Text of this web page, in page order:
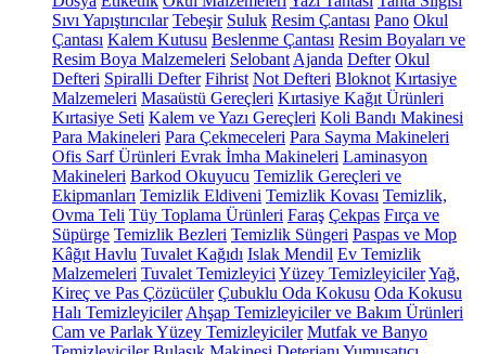
Sıvı Yapıştırıcılar Tebeşir Suluk Resim Çantası Pano Okul
Çantası Kalem Kutusu Beslenme Çantası Resim Boyaları ve
Resim Boya Malzemeleri Selobant Ajanda Defter Okul
Defteri Spiralli Defter Fihrist Not Defteri Bloknot Kırtasiye
Malzemeleri Masaüstü Gereçleri Kırtasiye Kağıt Ürünleri
Kırtasiye Seti Kalem ve Yazı Gereçleri Koli Bandı Makinesi
Para Makineleri Para Çekmeceleri Para Sayma Makineleri
Ofis Sarf Ürünleri Evrak İmha Makineleri Laminasyon
Makineleri Barkod Okuyucu Temizlik Gereçleri ve
Ekipmanları Temizlik Eldiveni Temizlik Kovası Temizlik,
Ovma Teli Tüy Toplama Ürünleri Faraş Çekpas Fırça ve
Süpürge Temizlik Bezleri Temizlik Süngeri Paspas ve Mop
Kâğıt Havlu Tuvalet Kağıdı Islak Mendil Ev Temizlik
Malzemeleri Tuvalet Temizleyici Yüzey TemizleyicilerYağ,
Kireç ve Pas Çözücüler Çubuklu Oda Kokusu Oda Kokusu
Halı Temizleyiciler Ahşap Temizleyiciler ve Bakım Ürünleri
Cam ve Parlak Yüzey Temizleyiciler Mutfak ve Banyo